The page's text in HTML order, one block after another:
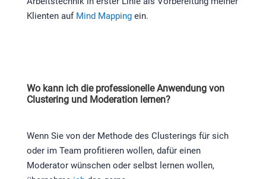
Klienten auf Mind Mappingein.
Wo kann ich die professionelle Anwendung von
Clustering und Moderation lernen?
Wenn Sie von der Methode des Clusterings für sich
oder im Team profitieren wollen, dafür einen
Moderator wünschen oder selbst lernen wollen,